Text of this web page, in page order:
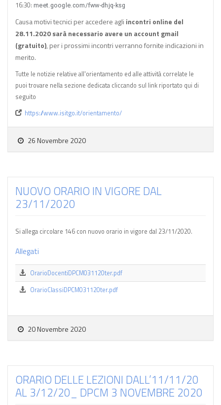
16:30: meet.google.com/fww-dhjq-ksg
Causa motivi tecnici per accedere agli incontri online del
28.11.2020 sarà necessario avere un account gmail
(gratuito), per i prossimi incontri verranno fornite indicazioni in
merito.
Tutte le notizie relative all'orientamento ed alle attività correlate le
puoi trovare nella sezione dedicata cliccando sul link riportato qui di
seguito
https://www.isitgo.it/orientamento/
26 Novembre 2020
NUOVO ORARIO IN VIGORE DAL
23/11/2020
Si allega circolare 146 con nuovo orario in vigore dal 23/11/2020.
Allegati
OrarioDocentiDPCM031120ter.pdf
OrarioClassiDPCM031120ter.pdf
20 Novembre 2020
ORARIO DELLE LEZIONI DALL’11/11/20
AL 3/12/20_ DPCM 3 NOVEMBRE 2020